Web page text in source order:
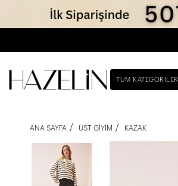
TÜM KATEGORILER
ANA SAYFA ÜST GIYIM KAZAK